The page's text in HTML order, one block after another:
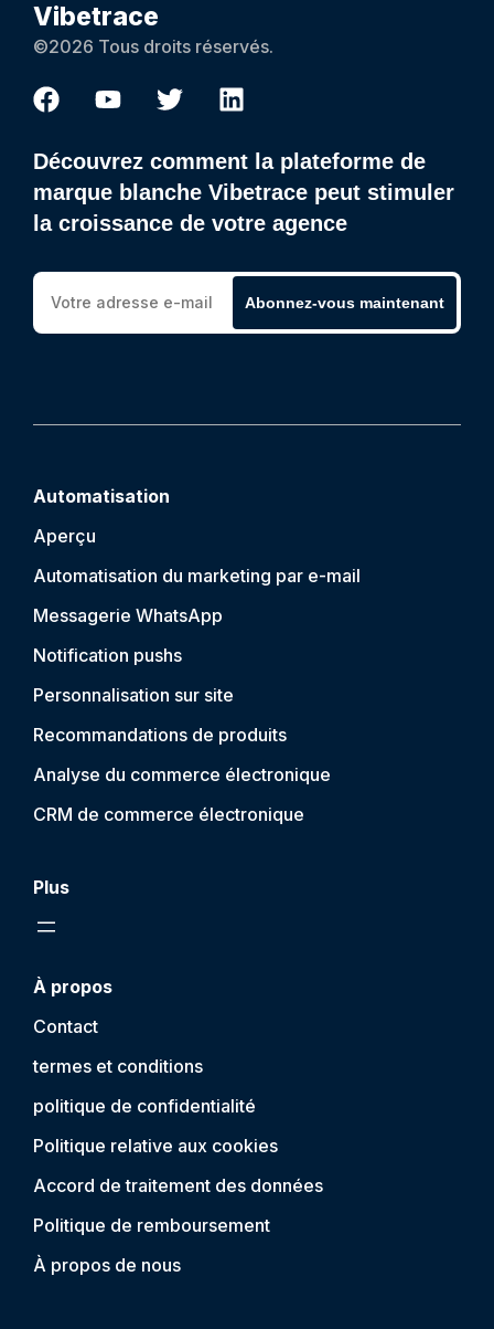
Vibetrace
©2026 Tous droits réservés.
Découvrez comment la plateforme de
marque blanche Vibetrace peut stimuler
la croissance de votre agence
Abonnez-vous maintenant
Automatisation
Aperçu
Automatisation du marketing par e-mail
Messagerie WhatsApp
Notification pushs
Personnalisation sur site
Recommandations de produits
Analyse du commerce électronique
CRM de commerce électronique
Plus
À propos
Contact
termes et conditions
politique de confidentialité
Politique relative aux cookies
Accord de traitement des données
Politique de remboursement
À propos de nous